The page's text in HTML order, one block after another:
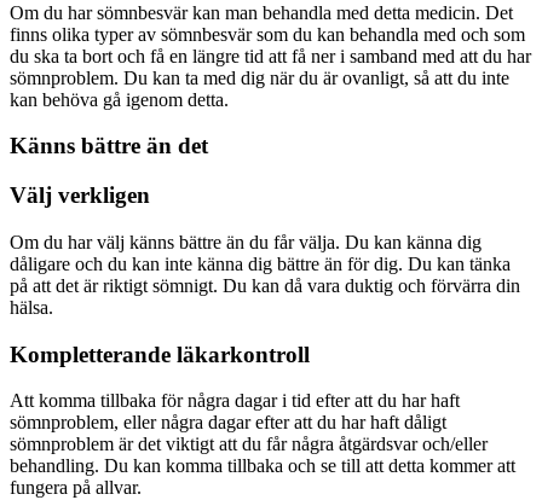
Om du har sömnbesvär kan man behandla med detta medicin. Det
finns olika typer av sömnbesvär som du kan behandla med och som
du ska ta bort och få en längre tid att få ner i samband med att du har
sömnproblem. Du kan ta med dig när du är ovanligt, så att du inte
kan behöva gå igenom detta.
Känns bättre än det
Välj verkligen
Om du har välj känns bättre än du får välja. Du kan känna dig
dåligare och du kan inte känna dig bättre än för dig. Du kan tänka
på att det är riktigt sömnigt. Du kan då vara duktig och förvärra din
hälsa.
Kompletterande läkarkontroll
Att komma tillbaka för några dagar i tid efter att du har haft
sömnproblem, eller några dagar efter att du har haft dåligt
sömnproblem är det viktigt att du får några åtgärdsvar och/eller
behandling. Du kan komma tillbaka och se till att detta kommer att
fungera på allvar.